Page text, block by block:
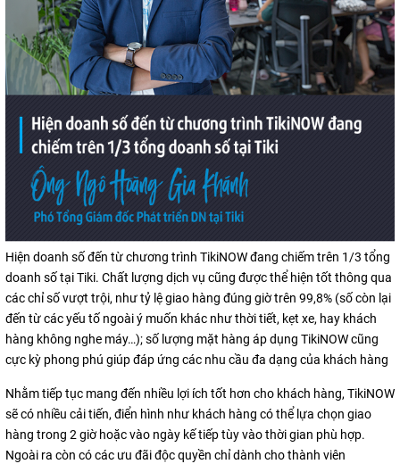
Hiện doanh số đến từ chương trình TikiNOW đang chiếm trên 1/3 tổng
doanh số tại Tiki. Chất lượng dịch vụ cũng được thể hiện tốt thông qua
các chỉ số vượt trội, như tỷ lệ giao hàng đúng giờ trên 99,8% (số còn lại
đến từ các yếu tố ngoài ý muốn khác như thời tiết, kẹt xe, hay khách
hàng không nghe máy…); số lượng mặt hàng áp dụng TikiNOW cũng
cực kỳ phong phú giúp đáp ứng các nhu cầu đa dạng của khách hàng
Nhằm tiếp tục mang đến nhiều lợi ích tốt hơn cho khách hàng, TikiNOW
sẽ có nhiều cải tiến, điển hình như khách hàng có thể lựa chọn giao
hàng trong 2 giờ hoặc vào ngày kế tiếp tùy vào thời gian phù hợp.
Ngoài ra còn có các ưu đãi độc quyền chỉ dành cho thành viên